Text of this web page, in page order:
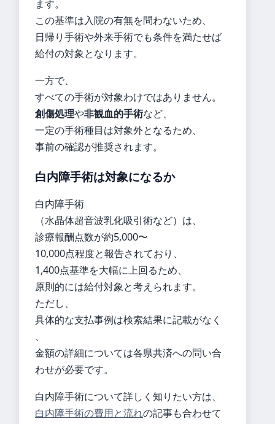
ます。
この基準は入院の有無を問わないため、
日帰り手術や外来手術でも条件を満たせば
給付の対象となります。
一方で、
すべての手術が対象わけではありません。
創傷処理や非観血的手術など、
一定の手術種目は対象外となるため、
事前の確認が推奨されます。
白内障手術は対象になるか
白内障手術
（水晶体超音波乳化吸引術など）は、
診療報酬点数が約5,000〜
10,000点程度と報告されており、
1,400点基準を大幅に上回るため、
原則的には給付対象と考えられます。
ただし、
具体的な支払事例は検索結果に記載がなく
、
金額の詳細については各県共済への問い合
わせが必要です。
白内障手術について詳しく知りたい方は、
白内障手術の費用と流れの記事も合わせて